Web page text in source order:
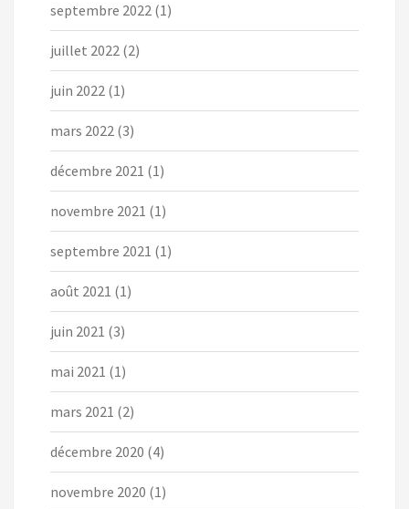
septembre 2022 (1)
juillet 2022 (2)
juin 2022 (1)
mars 2022 (3)
décembre 2021 (1)
novembre 2021 (1)
septembre 2021 (1)
août 2021 (1)
juin 2021 (3)
mai 2021 (1)
mars 2021 (2)
décembre 2020 (4)
novembre 2020 (1)